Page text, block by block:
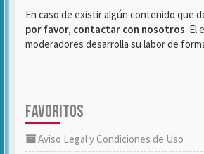
En caso de existir algún contenido que
por favor, contactar con nosotros. El
moderadores desarrolla su labor de
FAVORITOS
Aviso Legal y Condiciones de Uso